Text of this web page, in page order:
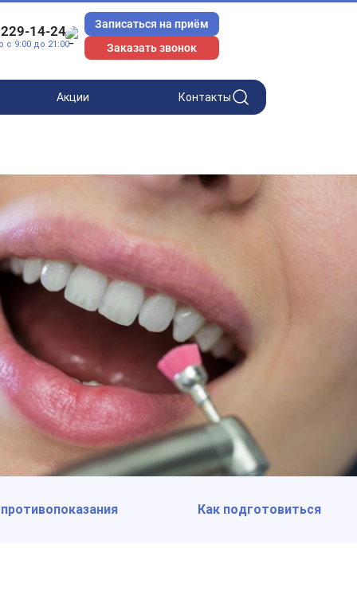
14-24
с 9:00 до 21:00
Записаться на приём
Заказать звонок
Акции Контакты
Как подготовиться